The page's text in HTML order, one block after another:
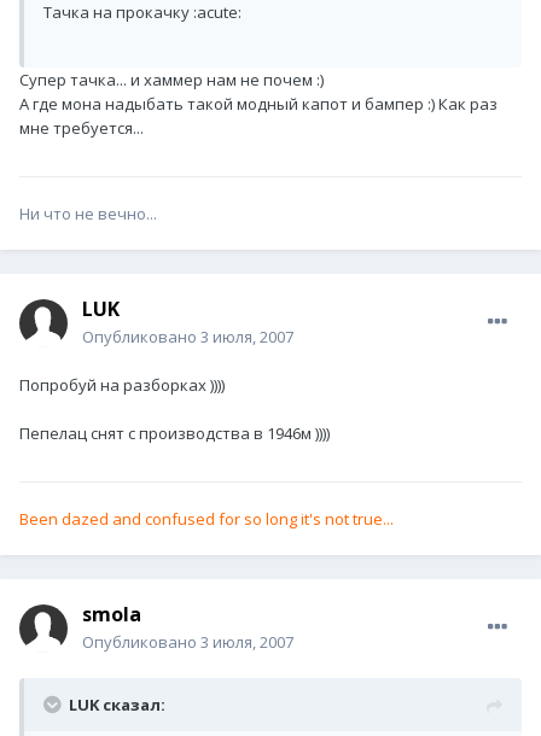
Тачка на прокачку :acute:
Супер тачка... и хаммер нам не почем :)
А где мона надыбать такой модный капот и бампер :) Как раз
мне требуется...
Ни что не вечно...
LUK
Опубликовано 3 июля, 2007
Попробуй на разборках ))))
Пепелац снят с производства в 1946м ))))
Been dazed and confused for so long it's not true...
smola
Опубликовано 3 июля, 2007
LUK сказал: